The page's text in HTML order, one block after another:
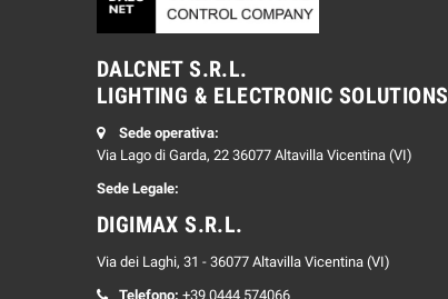
DALCNET S.R.L.
LIGHTING & ELECTRONIC SOLUTIONS
Sede operativa:
Via Lago di Garda, 22 36077 Altavilla Vicentina (VI)
Sede Legale:
DIGIMAX S.R.L.
Via dei Laghi, 31 - 36077 Altavilla Vicentina (VI)
Telefono: +39 0444 574066